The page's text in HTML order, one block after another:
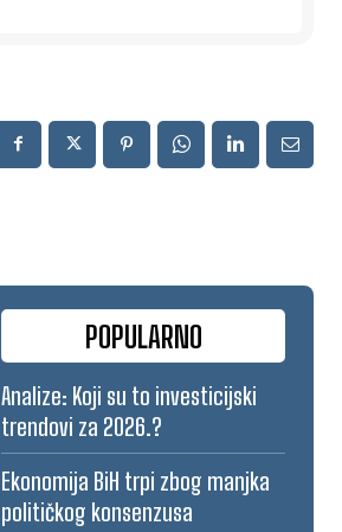
POPULARNO
Analize: Koji su to investicijski
trendovi za 2026.?
Ekonomija BiH trpi zbog manjka
političkog konsenzusa